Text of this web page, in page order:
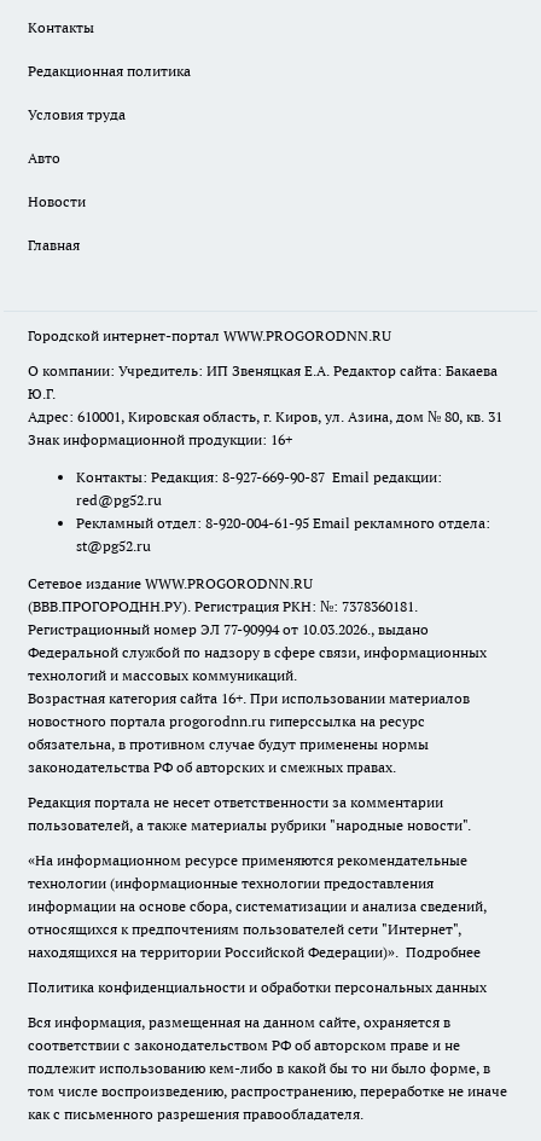
Контакты
Редакционная политика
Условия труда
Авто
Новости
Главная
Городской интернет-портал WWW.PROGORODNN.RU
О компании: Учредитель: ИП Звеняцкая Е.А. Редактор сайта: Бакаева
Ю.Г.
Адрес: 610001, Кировская область, г. Киров, ул. Азина, дом № 80, кв. 31
Знак информационной продукции: 16+
Контакты: Редакция: 8-927-669-90-87 Email редакции:
red@pg52.ru
Рекламный отдел: 8-920-004-61-95 Email рекламного отдела:
st@pg52.ru
Сетевое издание WWW.PROGORODNN.RU
(ВВВ.ПРОГОРОДНН.РУ). Регистрация РКН: №: 7378360181.
Регистрационный номер ЭЛ 77-90994 от 10.03.2026., выдано
Федеральной службой по надзору в сфере связи, информационных
технологий и массовых коммуникаций.
Возрастная категория сайта 16+. При использовании материалов
новостного портала progorodnn.ru гиперссылка на ресурс
обязательна, в противном случае будут применены нормы
законодательства РФ об авторских и смежных правах.
Редакция портала не несет ответственности за комментарии
пользователей, а также материалы рубрики "народные новости".
«На информационном ресурсе применяются рекомендательные
технологии (информационные технологии предоставления
информации на основе сбора, систематизации и анализа сведений,
относящихся к предпочтениям пользователей сети "Интернет",
находящихся на территории Российской Федерации)». Подробнее
Политика конфиденциальности и обработки персональных данных
Вся информация, размещенная на данном сайте, охраняется в
соответствии с законодательством РФ об авторском праве и не
подлежит использованию кем-либо в какой бы то ни было форме, в
том числе воспроизведению, распространению, переработке не иначе
как с письменного разрешения правообладателя.